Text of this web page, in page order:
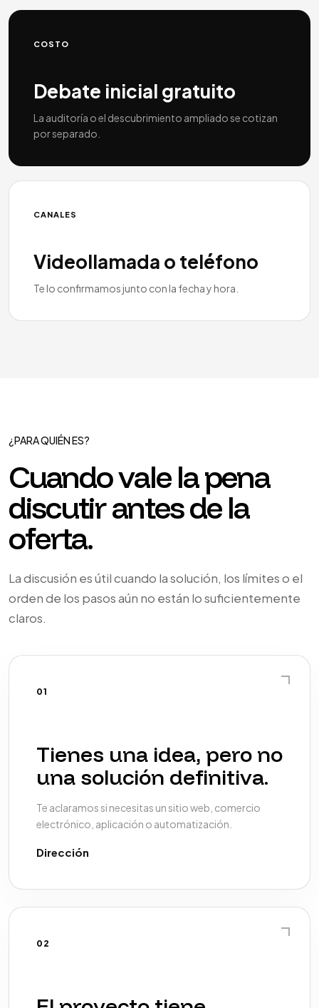
COSTO
Debate inicial gratuito
La auditoría o el descubrimiento ampliado se cotizan
por separado.
CANALES
Videollamada o teléfono
Te lo confirmamos junto con la fecha y hora.
¿PARA QUIÉN ES?
Cuando vale la pena
discutir antes de la
oferta.
La discusión es útil cuando la solución, los límites o el
orden de los pasos aún no están lo suficientemente
claros.
01
Tienes una idea, pero no
una solución definitiva.
Te aclaramos si necesitas un sitio web, comercio
electrónico, aplicación o automatización.
Dirección
02